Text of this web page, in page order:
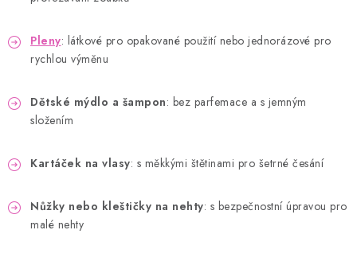
Pleny: látkové pro opakované použití nebo jednorázové pro
rychlou výměnu
Dětské mýdlo a šampon: bez parfemace a s jemným
složením
Kartáček na vlasy: s měkkými štětinami pro šetrné česání
Nůžky nebo kleštičky na nehty: s bezpečnostní úpravou pro
malé nehty